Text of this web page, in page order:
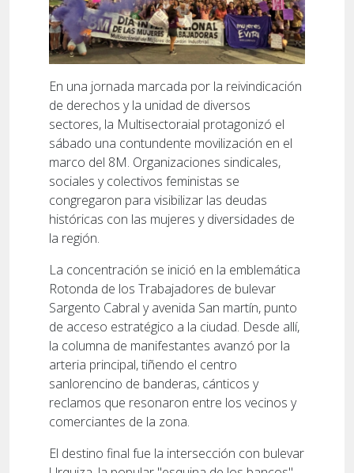
En una jornada marcada por la reivindicación
de derechos y la unidad de diversos
sectores, la Multisectoraial protagonizó el
sábado una contundente movilización en el
marco del 8M. Organizaciones sindicales,
sociales y colectivos feministas se
congregaron para visibilizar las deudas
históricas con las mujeres y diversidades de
la región.
La concentración se inició en la emblemática
Rotonda de los Trabajadores de bulevar
Sargento Cabral y avenida San martín, punto
de acceso estratégico a la ciudad. Desde allí,
la columna de manifestantes avanzó por la
arteria principal, tiñendo el centro
sanlorencino de banderas, cánticos y
reclamos que resonaron entre los vecinos y
comerciantes de la zona.
El destino final fue la intersección con bulevar